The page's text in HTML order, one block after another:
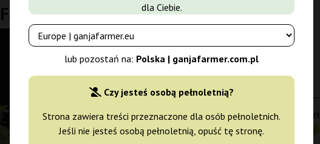
dla Ciebie.
lub pozostań na: Polska | ganjafarmer.com.pl
Czy jesteś osobą pełnoletnią?
Strona zawiera treści przeznaczone dla osób pełnoletnich.
Jeśli nie jesteś osobą pełnoletnią, opuść tę stronę.
Ganja Farmer
1 nasiono
Wysyłka 48h
21,75 zł